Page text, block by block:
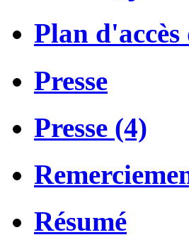
Plan
Presse
Presse (4)
Résumé